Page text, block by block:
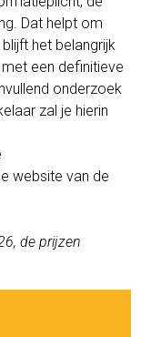
Dat helpt om
het belangrijk
een definitieve
onderzoek
zal je hierin
website van de
de prijzen